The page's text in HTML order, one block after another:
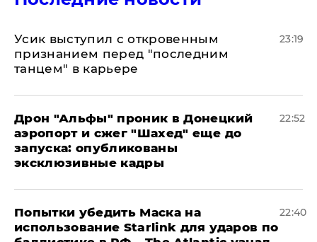
Усик выступил с откровенным
признанием перед "последним
танцем" в карьере
23:19
Дрон "Альфы" проник в Донецкий
аэропорт и сжег "Шахед" еще до
запуска: опубликованы
эксклюзивные кадры
22:52
Попытки убедить Маска на
использование Starlink для ударов по
22:40